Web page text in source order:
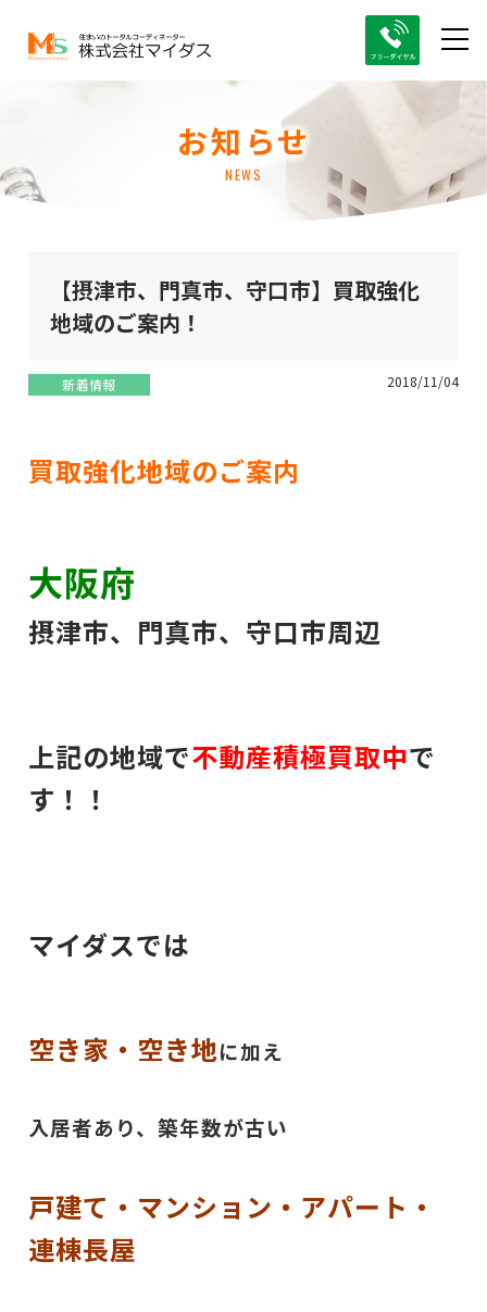
お知らせ
NEWS
【摂津市、門真市、守口市】買取強化
地域のご案内！
新着情報 2018/11/04
買取強化地域のご案内
大阪府
摂津市、門真市、守口市周辺
上記の地域で不動産積極買取中で
す！！
マイダスでは
空き家・空き地に加え
入居者あり、築年数が古い
戸建て・マンション・アパート・
連棟長屋